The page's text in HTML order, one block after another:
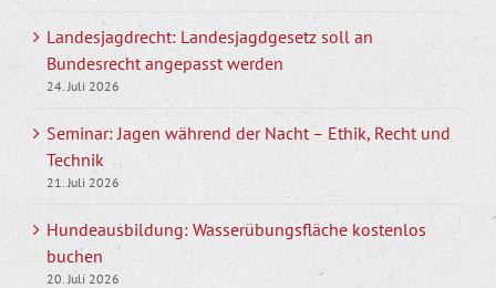
Landesjagdrecht: Landesjagdgesetz soll an
Bundesrecht angepasst werden
24. Juli 2026
Seminar: Jagen während der Nacht – Ethik, Recht und
Technik
21. Juli 2026
Hundeausbildung: Wasserübungsfläche kostenlos
buchen
20. Juli 2026